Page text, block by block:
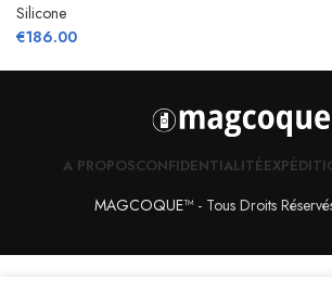
Silicone
€186.00
A PROPOSCONFIDENTIALITÉ
MAGCOQUE™- Tous Droits